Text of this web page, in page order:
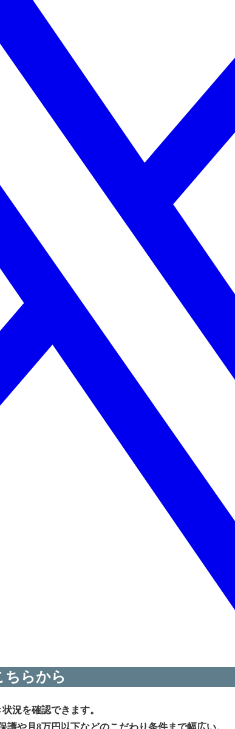
ちらから
況を確認できます。
や月8万円以下などのこだわり条件まで幅広い。